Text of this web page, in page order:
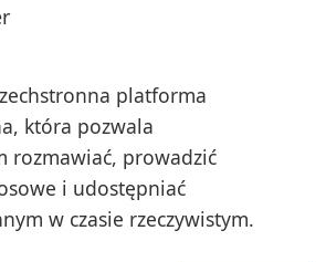
platforma
która pozwala
rozmawiać, prowadzić
i udostępniać
w czasie rzeczywistym.